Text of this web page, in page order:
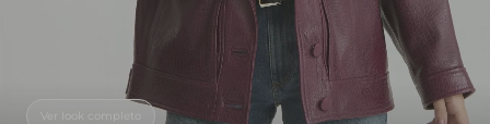
Ver look completo